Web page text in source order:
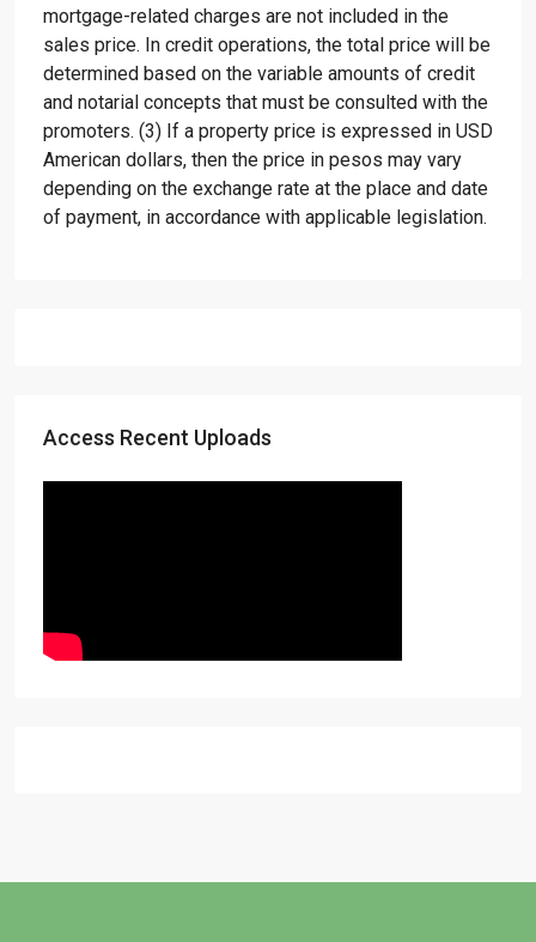
mortgage-related charges are not included in the
sales price. In credit operations, the total price will be
determined based on the variable amounts of credit
and notarial concepts that must be consulted with the
promoters. (3) If a property price is expressed in USD
American dollars, then the price in pesos may vary
depending on the exchange rate at the place and date
of payment, in accordance with applicable legislation.
Access Recent Uploads